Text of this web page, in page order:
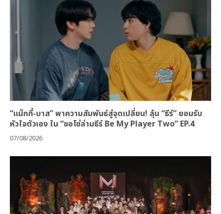
“แม็กกี้-บาส” พาความสัมพันธ์สู่จุดเปลี่ยน! ลุ้น “ธีร์” ยอมรับ
หัวใจตัวเอง ใน “ซอโซ่ล่ามธีร์ Be My Player Two” EP.4
07/08/2026